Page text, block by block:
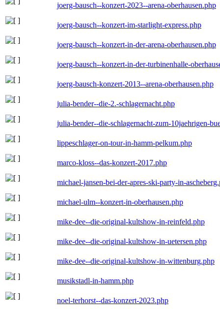
joerg-bausch--konzert-2023--arena-oberhausen.php
joerg-bausch--konzert-im-starlight-express.php
joerg-bausch--konzert-in-der-arena-oberhausen.php
joerg-bausch--konzert-in-der-turbinenhalle-
joerg-bausch-konzert-2013--arena-oberhausen.php
julia-bender--die-2.-schlagernacht.php
julia-bender--die-schlagernacht-zum-10jaehrigen-
lippeschlager-on-tour-in-hamm-pelkum.php
marco-kloss--das-konzert-2017.php
michael-jansen-bei-der-apres-ski-party-in-
michael-ulm--konzert-in-oberhausen.php
mike-dee--die-original-kultshow-in-reinfeld.php
mike-dee--die-original-kultshow-in-uetersen.php
mike-dee--die-original-kultshow-in-wittenburg.php
musikstadl-in-hamm.php
noel-terhorst--das-konzert-2023.php